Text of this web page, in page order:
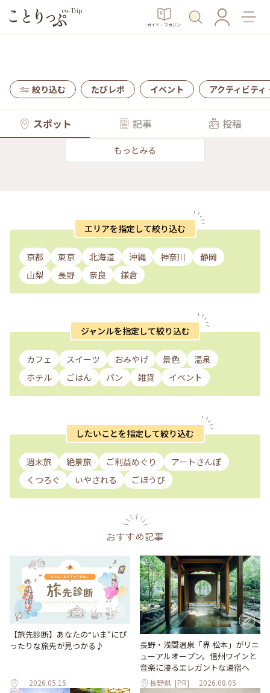
ガイド・マガジン
絞り込む たびレポ イベント アクティビティ
スポット 記事 投稿
もっとみる
エリアを指定して絞り込む
京都 東京 北海道 沖縄 神奈川
静岡
山梨
長野 奈良 鎌倉
ジャンルを指定して絞り込む
カフェ スイーツ おみやげ 景色
温泉
ホテル
ごはん パン 雑貨 イベント
したいことを指定して絞り込む
週末旅 絶景旅 ご利益めぐり
アートさんぽ
くつろぐ
いやされる ごほうび
おすすめ記事
【旅先診断】あなたの“いま”にぴ
ったりな旅先が見つかる♪
2026.05.15
長野・浅間温泉「界 松本」がリニ
ューアルオープン。信州ワインと
音楽に浸るエレガントな湯宿へ
長野県 [PR] 2026.08.05